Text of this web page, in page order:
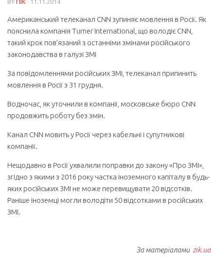
BY ПІК · 11.11.2014
Американський телеканал CNN зупиняє мовлення в Росії. Як
пояснила компанія Turner International, що володіє CNN,
такий крок пов’язаний з останніми змінами російського
законодавства в галузі ЗМІ
За повідомленнями російських ЗМІ, телеканал припинить
мовлення в Росії з 31 грудня.
Водночас, як уточнили в компанії, московське бюро CNN
продовжить роботу без змін.
Канал CNN мовить у Росії через кабельні і супутникові
компанії.
Нещодавно в Росії ухвалили поправки до закону «Про ЗМІ»,
згідно з якими з 2016 року частка іноземного капіталу в будь-
яких російських ЗМІ не може перевищувати 20 відсотків.
Раніше іноземці могли володіти 50 відсотками в російських
ЗМІ.
За матеріалами zik.ua